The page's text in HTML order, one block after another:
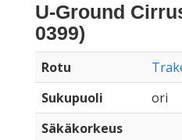
U-Ground
0399)
Rotu
Sukupuoli
ori
Säkäkorkeus